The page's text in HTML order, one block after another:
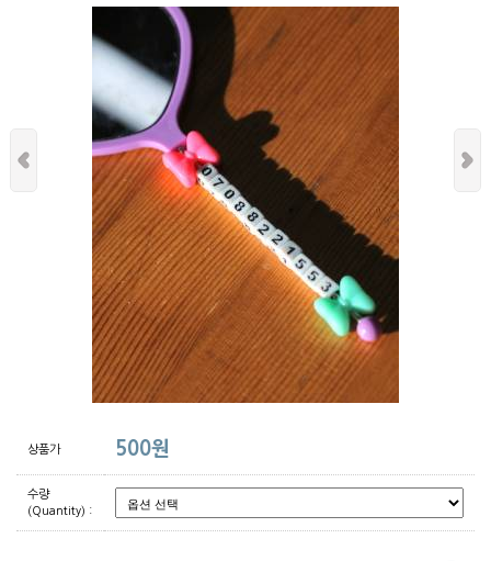
상품가 500원
수량
(Quantity) :